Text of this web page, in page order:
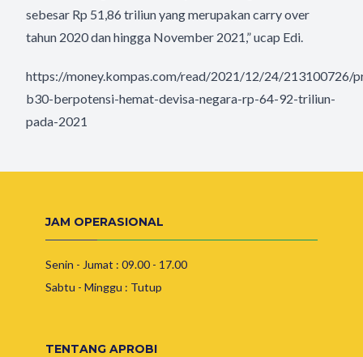
sebesar Rp 51,86 triliun yang merupakan carry over
tahun 2020 dan hingga November 2021,” ucap Edi.
https://money.kompas.com/read/2021/12/24/213100726/
b30-berpotensi-hemat-devisa-negara-rp-64-92-triliun-
pada-2021
JAM OPERASIONAL
Senin - Jumat : 09.00 - 17.00
Sabtu - Minggu : Tutup
TENTANG APROBI